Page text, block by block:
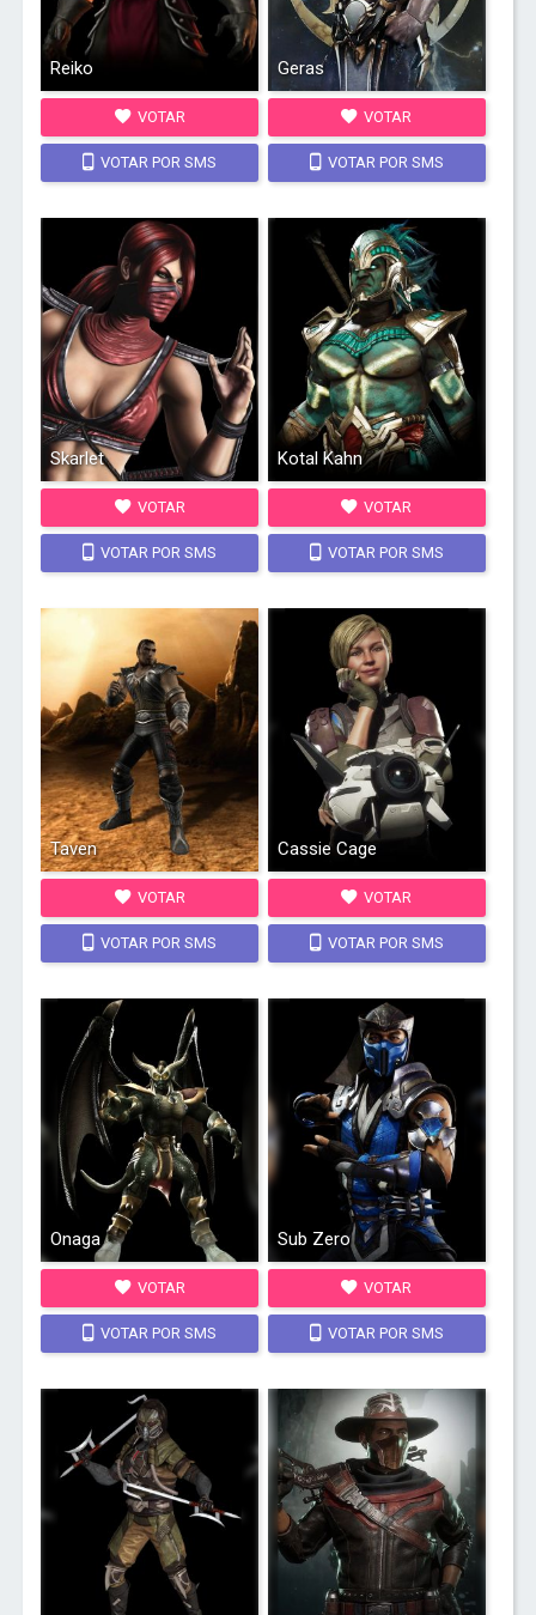
Reiko
VOTAR
VOTAR POR SMS
Geras
VOTAR
VOTAR POR SMS
Skarlet
VOTAR
VOTAR POR SMS
Kotal Kahn
VOTAR
VOTAR POR SMS
Taven
VOTAR
VOTAR POR SMS
Cassie Cage
VOTAR
VOTAR POR SMS
Onaga
VOTAR
VOTAR POR SMS
Sub Zero
VOTAR
VOTAR POR SMS